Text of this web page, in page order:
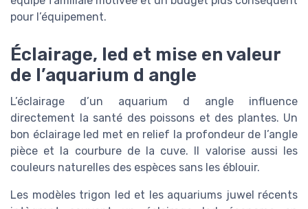
pour l’équipement.
Éclairage, led et mise en valeur
de l’aquarium d angle
L’éclairage d’un aquarium d angle influence
directement la santé des poissons et des plantes. Un
bon éclairage led met en relief la profondeur de l’angle
pièce et la courbure de la cuve. Il valorise aussi les
couleurs naturelles des espèces sans les éblouir.
Les modèles trigon led et les aquariums juwel récents